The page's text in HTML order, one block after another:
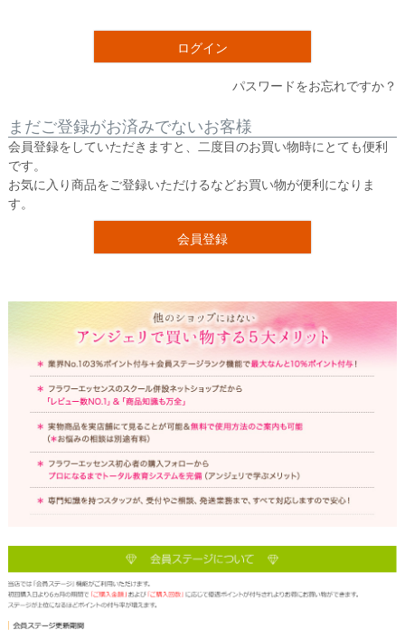
ログイン
パスワードをお忘れですか？
まだご登録がお済みでないお客様
会員登録をしていただきますと、二度目のお買い物時にとても便利
です。
お気に入り商品をご登録いただけるなどお買い物が便利になりま
す。
会員登録